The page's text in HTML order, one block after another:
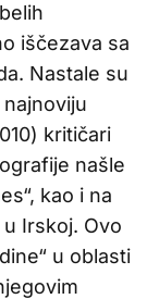
iščezava sa
Nastale su
kritičari
našle
kao i na
Irskoj. Ovo
u oblasti